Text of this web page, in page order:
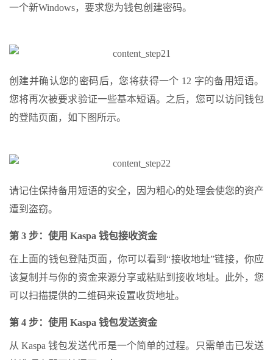
一个新Windows，要求您为钱包创建密码。
创建并确认您的密码后，您将获得一个 12 字的备用短语。
您将再次被要求验证一些基本短语。之后，您可以访问钱包
的登陆页面，如下图所示。
请记住保持备用短语的安全，因为粗心的处理会使您的资产
遭到盗窃。
第 3 步：使用 Kaspa 钱包接收资金
在上面的钱包登陆页面，你可以看到“接收地址”链接，你应
该复制并与你的资金来源分享或粘贴到接收地址。此外，您
可以扫描提供的二维码来设置收货地址。
第 4 步：使用 Kaspa 钱包发送资金
从 Kaspa 钱包发送代币是一个简单的过程。只需单击已发送